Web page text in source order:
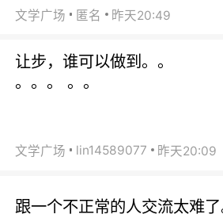
文学广场 匿名 昨天20:49
让步，谁可以做到。。
。。。 。。
文学广场 lin14589077 昨天20:09
跟一个不正常的人交流太难了